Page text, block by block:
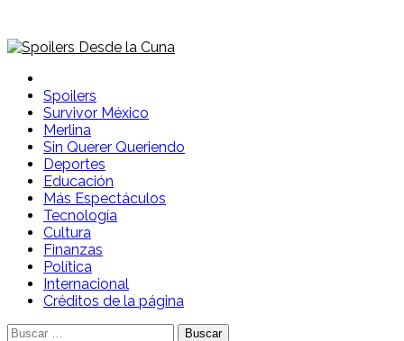
Spoilers Desde la Cuna
Sitio con información sobre series, película, reality shows y
telenovelas
Spoilers
Survivor México
Merlina
Sin Querer Queriendo
Deportes
Educación
Más Espectáculos
Tecnología
Cultura
Finanzas
Política
Internacional
Créditos de la página
Buscar: